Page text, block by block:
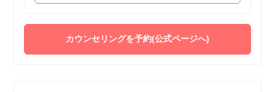
カウンセリングを予約(公式ページへ)